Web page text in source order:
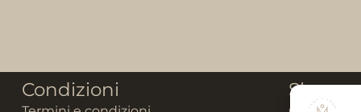
Condizioni Shop